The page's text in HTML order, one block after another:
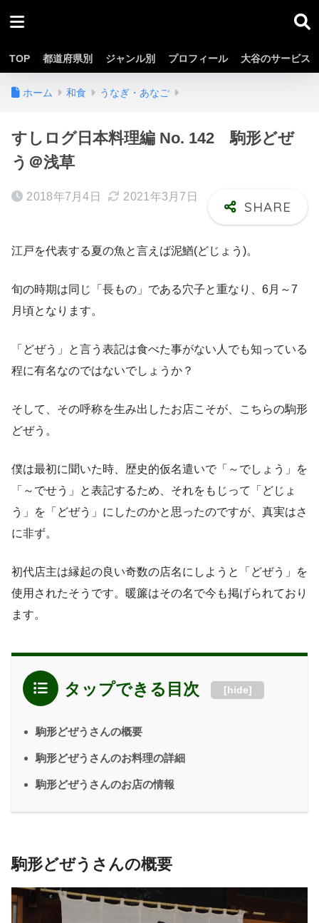
TOP 都道府県別 ジャンル別 プロフィール 大谷のサービス
ホーム 和食 うなぎ・あなご
すしログ日本料理編 No. 142 駒形どぜ
う＠浅草
2018年7月4日 2021年3月7日
江戸を代表する夏の魚と言えば泥鰌(どじょう)。
旬の時期は同じ「長もの」である穴子と重なり、6月～7
月頃となります。
「どぜう」と言う表記は食べた事がない人でも知っている
程に有名なのではないでしょうか？
そして、その呼称を生み出したお店こそが、こちらの駒形
どぜう。
僕は最初に聞いた時、歴史的仮名遣いで「～でしょう」を
「～でせう」と表記するため、それをもじって「どじょ
う」を「どぜう」にしたのかと思ったのですが、真実はさ
に非ず。
初代店主は縁起の良い奇数の店名にしようと「どぜう」を
使用されたそうです。暖簾はその名で今も掲げられており
ます。
タップできる目次 [hide]
駒形どぜうさんの概要
駒形どぜうさんのお料理の詳細
駒形どぜうさんのお店の情報
駒形どぜうさんの概要